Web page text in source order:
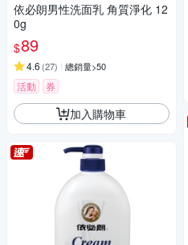
依必朗男性洗面乳 角質淨化 12
0g
$89
4.6 (27) 總銷量>50
活動 券
加入購物車